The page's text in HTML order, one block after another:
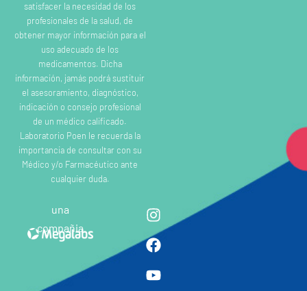
satisfacer la necesidad de los
profesionales de la salud, de
obtener mayor información para el
uso adecuado de los
medicamentos. Dicha
información, jamás podrá sustituir
el asesoramiento, diagnóstico,
indicación o consejo profesional
de un médico calificado.
Laboratorio Poen le recuerda la
importancia de consultar con su
Médico y/o Farmacéutico ante
cualquier duda.
una
compañia